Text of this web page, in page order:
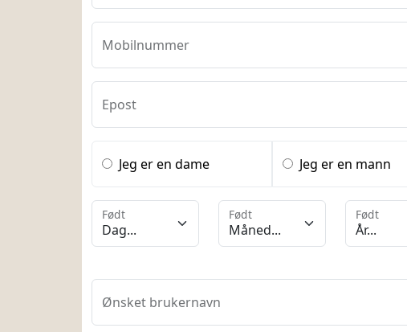
Mobilnummer
Epost
Jeg er en dame Jeg er en mann
Født Født Født
Ønsket brukernavn